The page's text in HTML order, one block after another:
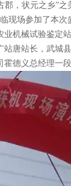
，状元之乡”
现场参加了本
机械试验鉴定
唐站长，武城
德义总经理一